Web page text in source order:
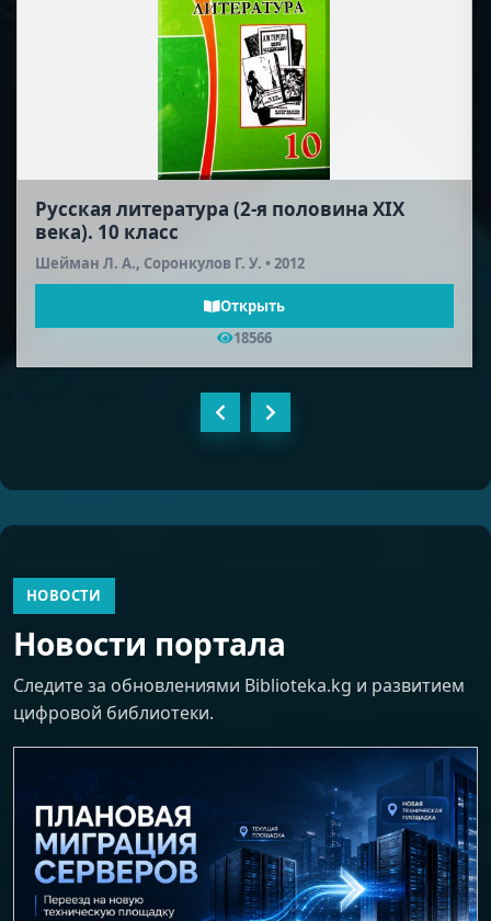
Русская литература (2-я половина XIX
века). 10 класс
Шейман Л. А., Соронкулов Г. У. • 2012
Открыть
18566
НОВОСТИ
Новости портала
Следите за обновлениями Biblioteka.kg и развитием
цифровой библиотеки.